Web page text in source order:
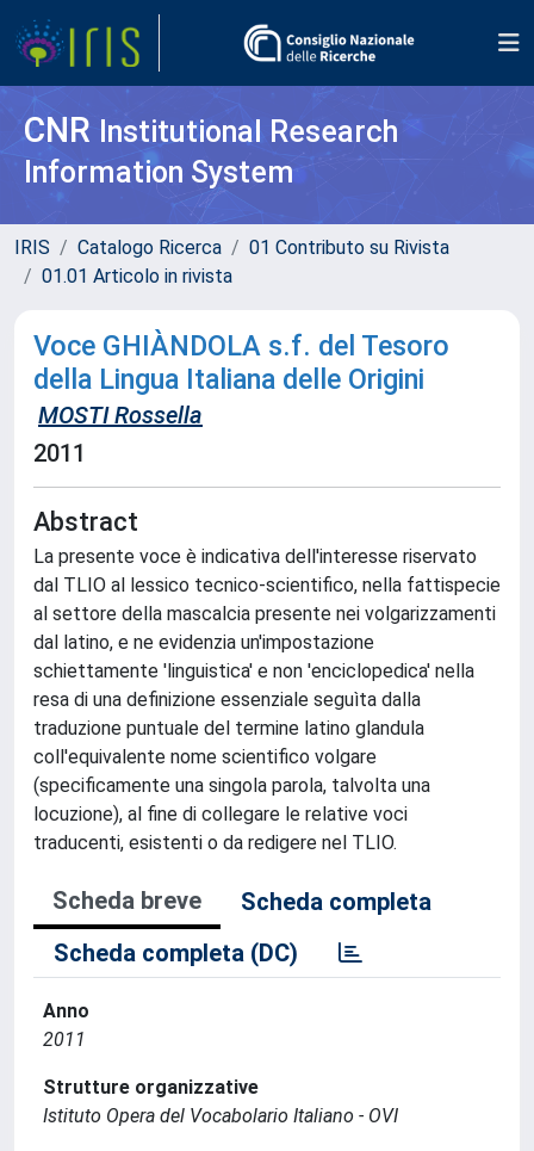
CNR Institutional Research
Information System
IRIS Catalogo Ricerca
01 Contributo su Rivista
01.01 Articolo in rivista
Voce GHIÀNDOLA s.f. del Tesoro
della Lingua Italiana delle Origini
MOSTI Rossella
2011
Abstract
La presente voce è indicativa dell'interesse riservato
dal TLIO al lessico tecnico-scientifico, nella fattispecie
al settore della mascalcia presente nei volgarizzamenti
dal latino, e ne evidenzia un'impostazione
schiettamente 'linguistica' e non 'enciclopedica' nella
resa di una definizione essenziale seguìta dalla
traduzione puntuale del termine latino glandula
coll'equivalente nome scientifico volgare
(specificamente una singola parola, talvolta una
locuzione), al fine di collegare le relative voci
traducenti, esistenti o da redigere nel TLIO.
Scheda breve
Scheda completa
Scheda completa (DC)
Anno
2011
Strutture organizzative
Istituto Opera del Vocabolario Italiano - OVI